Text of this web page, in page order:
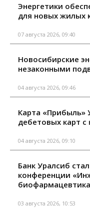
Энергетики
для новых жилых
07 августа 2026, 09:40
Новосибирские
незаконными
04 августа 2026, 09:46
Карта «Прибыль»
дебетовых карт
04 августа 2026, 09:10
Банк Уралсиб
конференции
03 августа 2026, 10:53